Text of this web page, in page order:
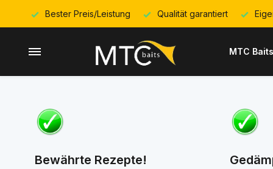
Bester Preis/Leistung Qualität garantiert
MTC Baits
Bewährte Rezepte!